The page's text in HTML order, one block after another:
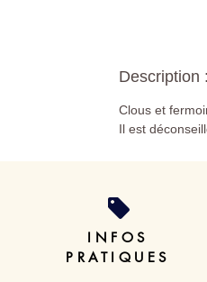
Description :
Clous et
Il est
INFOS
PRATIQUES